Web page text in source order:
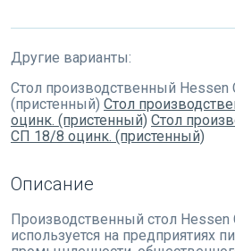
Другие варианты:
Стол производственный Hessen
(пристенный) Стол
оцинк. (пристенный) Стол
СП 18/8 оцинк. (пристенный)
Описание
Производственный стол
используется на предприятиях